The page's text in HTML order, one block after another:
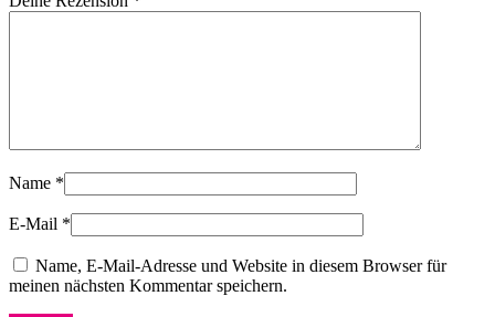
Name *
E-Mail *
Name, E-Mail-Adresse und Website in diesem Browser für
meinen nächsten Kommentar speichern.